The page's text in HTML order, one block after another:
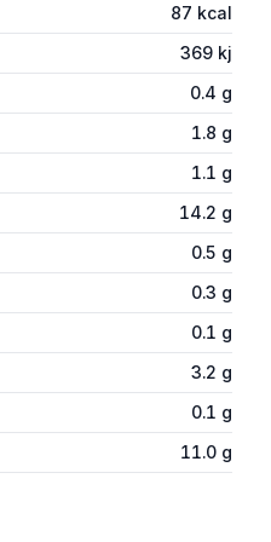
87 kcal
369 kj
0.4 g
1.8 g
1.1 g
14.2 g
0.5 g
0.3 g
0.1 g
3.2 g
0.1 g
11.0 g
vanilje 4 x 125 g, 500 g'